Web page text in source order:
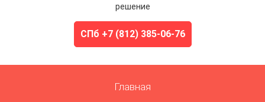
решение
СПб +7 (812) 385-06-76
Главная